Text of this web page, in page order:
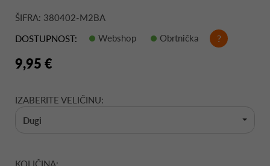
ŠIFRA: 380402-M2BA
DOSTUPNOST:
Webshop Obrtnička ?
9,95 €
IZABERITE VELIČINU:
Dugi
KOLIČINA: